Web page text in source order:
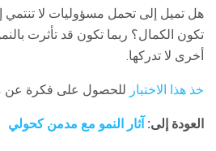
هل تميل إلى تحمل مسؤوليات لا تنتمي
تكون الكمال؟ ربما تكون قد تأثرت
أخرى لا تدركها.
خذ هذا الاختبار للحصول على فكرة عن
العودة إلى: آثار النمو مع مدمن كحولي